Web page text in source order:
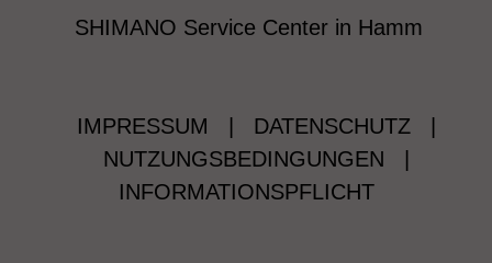
SHIMANO Service Center in Hamm
IMPRESSUM DATENSCHUTZ
NUTZUNGSBEDINGUNGEN
INFORMATIONSPFLICHT